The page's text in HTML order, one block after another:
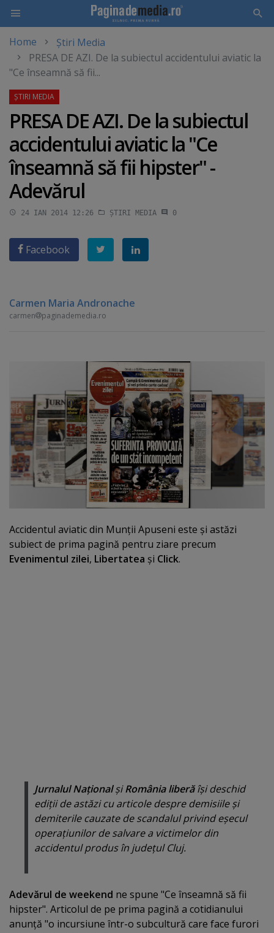
main
content
Home
Știri Media
PRESA DE AZI. De la subiectul accidentului aviatic la
"Ce înseamnă să fii...
PRESA DE AZI. De la subiectul
accidentului aviatic la "Ce
înseamnă să fii hipster" -
Adevărul
24 IAN 2014 12:26 ȘTIRI MEDIA 0
Facebook
Carmen Maria Andronache
carmen paginademedia.ro
Accidentul aviatic din Munţii Apuseni este şi astăzi
subiect de prima pagină pentru ziare precum
Evenimentul zilei, Libertatea şi Click.
Jurnalul NaţionalşiRomânia liberăîşi deschid
ediţii de astăzi cu articole despre demisiile şi
demiterile cauzate de scandalul privind eşecul
operaţiunilor de salvare a victimelor din
accidentul produs în judeţul Cluj.
Adevărul de weekend ne spune "Ce înseamnă să fii
hipster". Articolul de pe prima pagină a cotidianului
anunţă "o incursiune într-o subcultură care face furori